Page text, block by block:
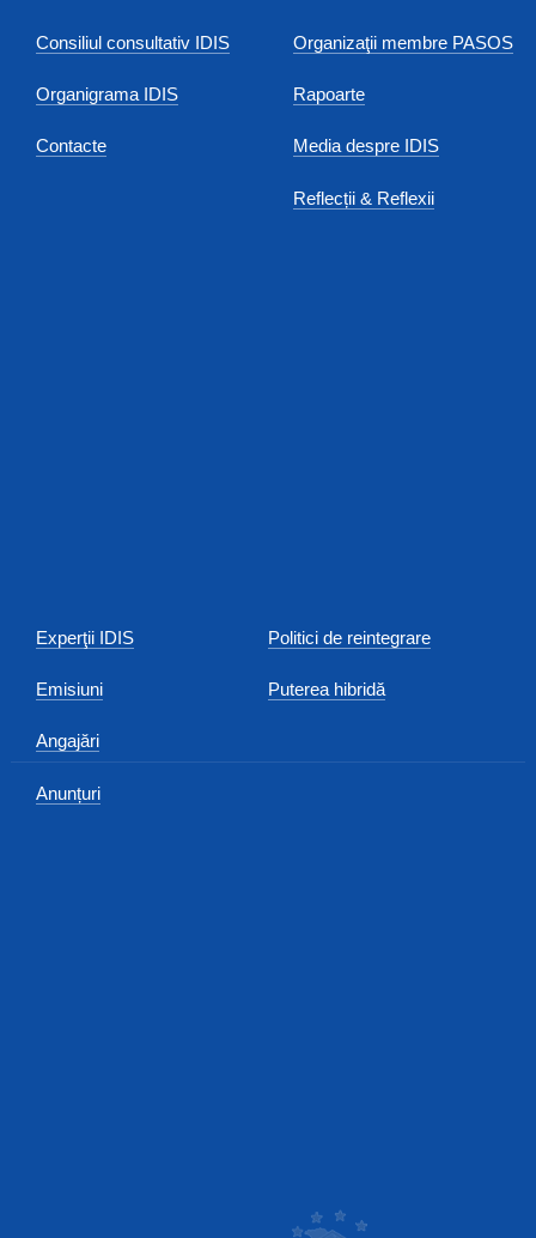
Consiliul consultativ IDIS
Organigrama IDIS
Contacte
Organizaţii membre PASOS
Rapoarte
Media despre IDIS
Reflecții & Reflexii
Experţii IDIS
Emisiuni
Angajări
Anunțuri
Politici de reintegrare
Puterea hibridă